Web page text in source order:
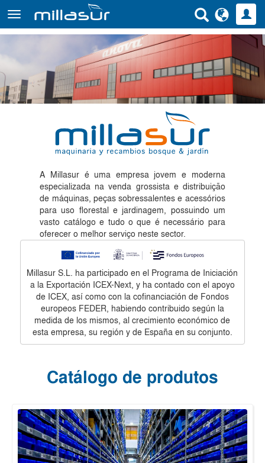
para
o
principal
A Millasur é uma empresa jovem e moderna
especializada na venda grossista e distribuição
de máquinas, peças sobressalentes e acessórios
para uso florestal e jardinagem, possuindo um
vasto catálogo e tudo o que é necessário para
oferecer o melhor serviço neste sector.
Millasur S.L. ha participado en el Programa de Iniciación
a la Exportación ICEX-Next, y ha contado con el apoyo
de ICEX, así como con la cofinanciación de Fondos
europeos FEDER, habiendo contribuido según la
medida de los mismos, al crecimiento económico de
esta empresa, su región y de España en su conjunto.
Catálogo de produtos